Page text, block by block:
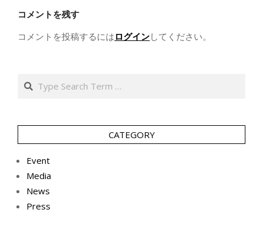
コメントを残す
コメントを投稿するにはログインしてください。
Search
CATEGORY
Event
Media
News
Press